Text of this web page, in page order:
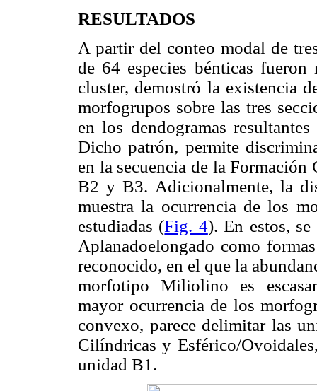
RESULTADOS
A partir del conteo modal de
de 64 especies bénticas
cluster, demostró la existencia
morfogrupos sobre las tres
en los dendogramas
Dicho patrón, permite
en la secuencia de la
B2 y B3. Adicionalmente, la
muestra la ocurrencia de los
estudiadas (Fig. 4). En estos,
Aplanadoelongado como
reconocido, en el que la
morfotipo Miliolino es
mayor ocurrencia de los
convexo, parece delimitar las
Cilíndricas y Esférico/
unidad B1.